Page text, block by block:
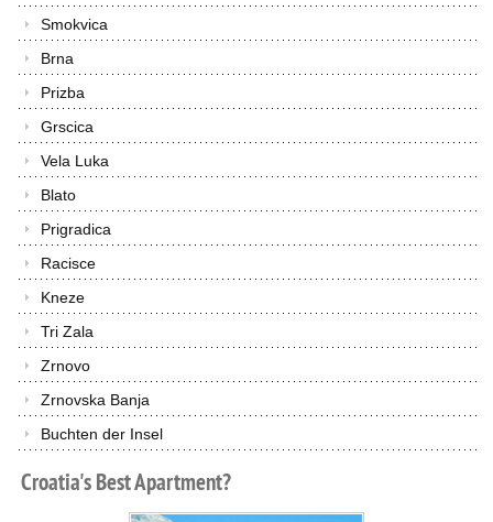
Smokvica
Brna
Prizba
Grscica
Vela Luka
Blato
Prigradica
Racisce
Kneze
Tri Zala
Zrnovo
Zrnovska Banja
Buchten der Insel
Croatia'sBestApartment?